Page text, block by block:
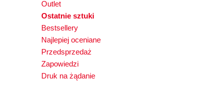
Outlet
Ostatnie sztuki
Bestsellery
Najlepiej oceniane
Przedsprzedaż
Zapowiedzi
Druk na żądanie